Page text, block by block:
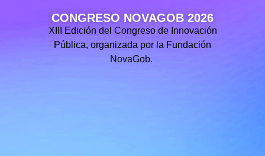
CONGRESO NOVAGOB 2026
XIII Edición del Congreso de Innovación
Pública, organizada por la Fundación
NovaGob.